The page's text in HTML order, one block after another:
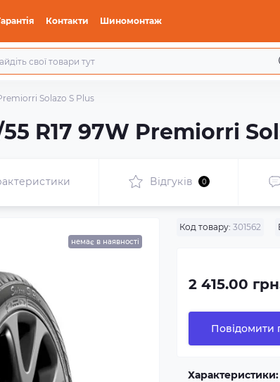
Контакти Шиномонтаж
Solazo S Plus
R17 97W Premiorri
Відгуків 0
немає в наявності
Код товару: 301562
2 415.00
Повідомити
Характеристики: